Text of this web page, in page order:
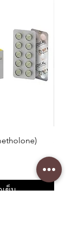
เข็น
฿